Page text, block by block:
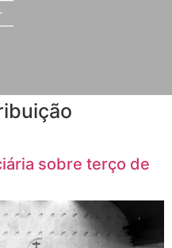
sobre terço de